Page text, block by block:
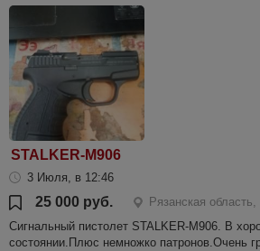
STALKER-M906
3 Июля, в 12:46
25 000 руб.
Рязанская
Сигнальный пистолет STALKER-M906. В
состоянии.Плюс немножко патронов.Очень